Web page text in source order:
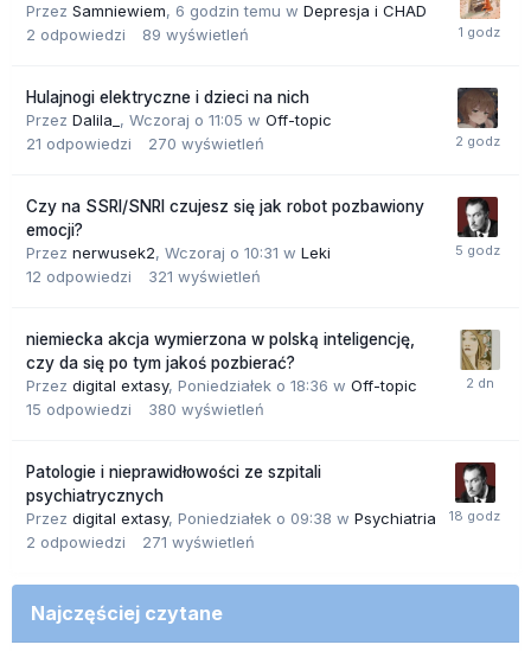
Przez Samniewiem, 6 godzin temu w Depresja i CHAD
2 odpowiedzi 89 wyświetleń
Hulajnogi elektryczne i dzieci na nich
Przez Dalila_ , Wczoraj o 11:05 w Off-topic
21 odpowiedzi 270 wyświetleń
Czy na SSRI/SNRI czujesz się jak robot pozbawiony
emocji?
Przez nerwusek2, Wczoraj o 10:31 w Leki
12 odpowiedzi 321 wyświetleń
niemiecka akcja wymierzona w polską inteligencję,
czy da się po tym jakoś pozbierać?
Przez digital extasy, Poniedziałek o 18:36 w Off-topic
15 odpowiedzi 380 wyświetleń
Patologie i nieprawidłowości ze szpitali
psychiatrycznych
Przez digital extasy, Poniedziałek o 09:38 w Psychiatria
2 odpowiedzi 271 wyświetleń
Najczęściej czytane